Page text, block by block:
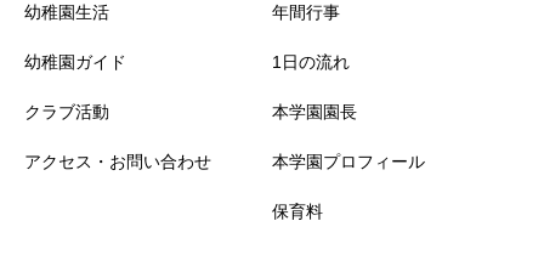
幼稚園生活
幼稚園ガイド
クラブ活動
アクセス・お問い合わせ
年間行事
1日の流れ
本学園園長
本学園プロフィール
保育料